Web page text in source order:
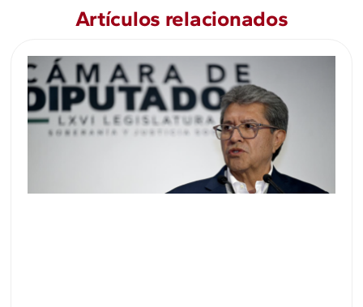
Artículos relacionados